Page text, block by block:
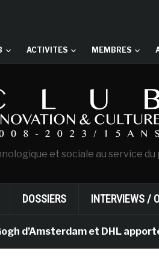
ACTIVITES MEMBRES
et sociale au service
DOSSIERS INTERVIEWS /
d’Amsterdam et DHL